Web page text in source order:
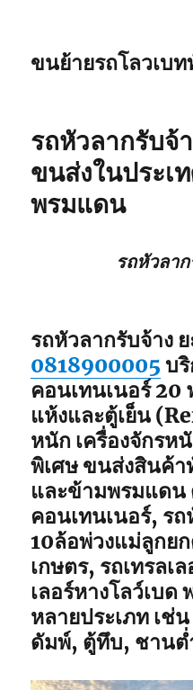
ขนย้ายรถโลวเบ
รถหัวลากรับจ้
ขนส่งในประเ
พรมแดน
รถหัวลา
รถหัวลากรับจ้าง
0818900005 บ
คอนเทนเนอร์ 20
แห้งและตู้เย็น
หนัก เครื่องจักร
พิเศษ ขนส่งสินค้า
และข้ามพรมแดน
คอนเทนเนอร์, ร
10ล้อพ่วงแม่ลูกย
เกษตร, รถเทรลเ
เลอร์หางโลว์เบด
หลายประเภท เช่
ดัมพ์, ตู้ทึบ, ชาน